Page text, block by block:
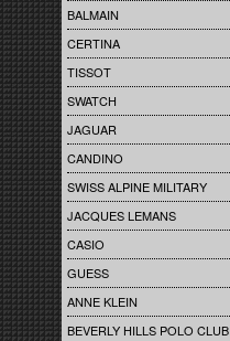
BALMAIN
CERTINA
TISSOT
SWATCH
JAGUAR
CANDINO
SWISS ALPINE MILITARY
JACQUES LEMANS
CASIO
GUESS
ANNE KLEIN
BEVERLY HILLS POLO CLUB